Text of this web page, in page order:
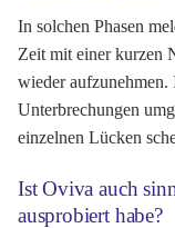
In solchen Phasen
Zeit mit einer kurzen
wieder
Unterbrechungen
einzelnen Lücken
Ist Oviva auch
ausprobiert habe?